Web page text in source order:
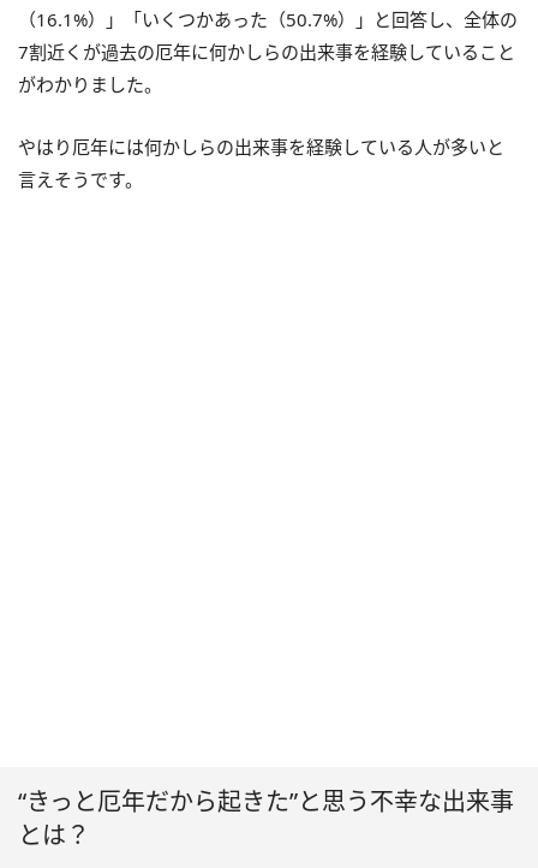
（16.1%）」「いくつかあった（50.7%）」と回答し、全体の
7割近くが過去の厄年に何かしらの出来事を経験していること
がわかりました。
やはり厄年には何かしらの出来事を経験している人が多いと
言えそうです。
“きっと厄年だから起きた”と思う不幸な出来事
とは？